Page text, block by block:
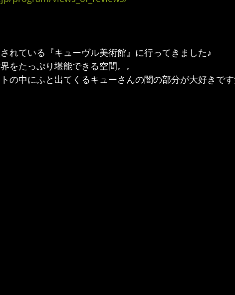
れている『キューヴル美術館』に行ってきました♪
をたっぷり堪能できる空間。。
の中にふと出てくるキューさんの闇の部分が大好きで